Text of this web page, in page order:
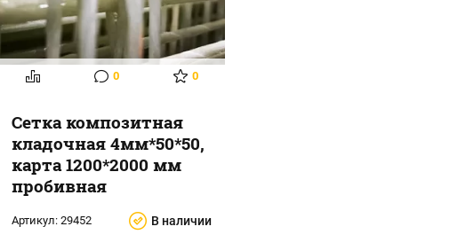
0 0
Сетка композитная
кладочная 4мм*50*50,
карта 1200*2000 мм
пробивная
Артикул:29452 В наличии